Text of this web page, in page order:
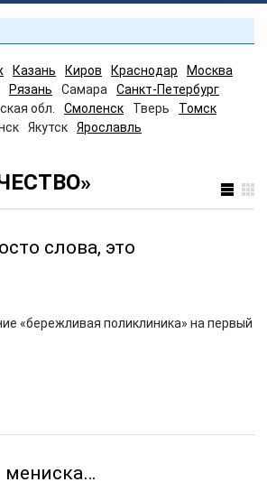
Казань Киров Краснодар
Москва
Рязань Самара
Санкт-Петербург
обл. Смоленск Тверь
Томск
Якутск Ярославль
слова, это
«бережливая поликлиника» на первый